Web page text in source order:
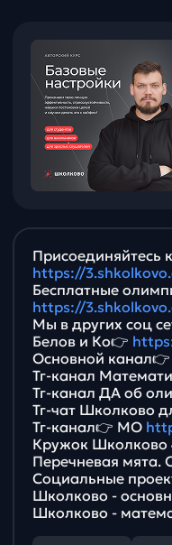
Присоединяйтесь
https://
Бесплатные
https://
Мы в других соц
Белов и Ко👉
Основной канал👉
Тг-канал
Тг-канал ДА об
Тг-чат Школково
Тг-канал👉 МО
Кружок Школково
Перечневая
Социальные
Школково -
Школково -